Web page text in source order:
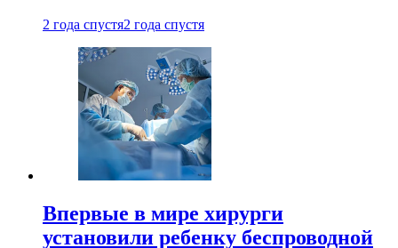
2 года спустя2 года спустя
Впервые в мире хирурги
установили ребенку беспроводной